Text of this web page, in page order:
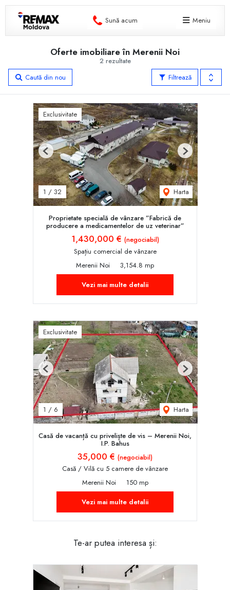
Sună acum Meniu
2 rezultate
Oferte imobiliare în Merenii Noi
Filtrează
Caută din nou
Exclusivitate
1 / 32 Harta
Previous Next
Proprietate specială de vânzare ”Fabrică de
producere a medicamentelor de uz veterinar”
1,430,000 € (negociabil)
Spațiu comercial de vânzare
Merenii Noi
3,154.8 mp
Vezi mai multe detalii
Exclusivitate
1 / 6 Harta
Previous Next
Casă de vacanță cu priveliște de vis – Merenii Noi,
I.P. Bahus
35,000 € (negociabil)
Casă / Vilă cu 5 camere de vânzare
Merenii Noi
150 mp
Vezi mai multe detalii
Te-ar putea interesa și: